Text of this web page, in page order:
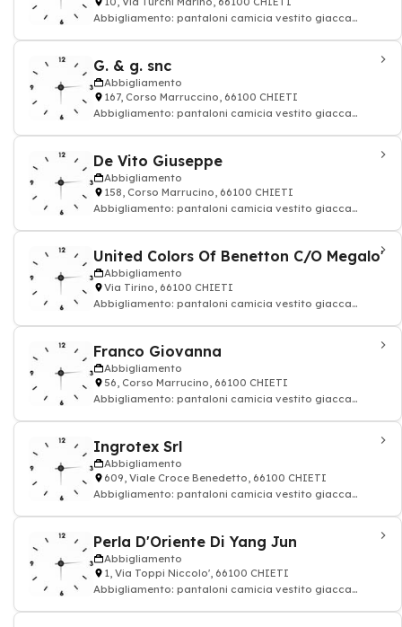
Abbigliamento: pantaloni camicia vestito giacca
G. & g. snc
Abbigliamento
167, Corso Marruccino, 66100 CHIETI
Abbigliamento: pantaloni camicia vestito giacca
De Vito Giuseppe
Abbigliamento
158, Corso Marrucino, 66100 CHIETI
Abbigliamento: pantaloni camicia vestito giacca
United Colors Of Benetton C/O Megalo'
Abbigliamento
Via Tirino, 66100 CHIETI
Abbigliamento: pantaloni camicia vestito giacca
Franco Giovanna
Abbigliamento
56, Corso Marrucino, 66100 CHIETI
Abbigliamento: pantaloni camicia vestito giacca
Ingrotex Srl
Abbigliamento
609, Viale Croce Benedetto, 66100 CHIETI
Abbigliamento: pantaloni camicia vestito giacca
Perla D'Oriente Di Yang Jun
Abbigliamento
1, Via Toppi Niccolo', 66100 CHIETI
Abbigliamento: pantaloni camicia vestito giacca